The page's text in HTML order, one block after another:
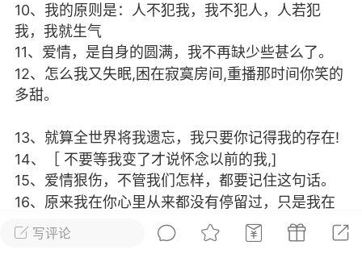
，我与若彤途径枫叶林。眼前景色红得
佛置身在画卷中。脑海回想，当日提及
时，老村长直言其珍贵，推测势力是有
只不过我一个到处捅篓子的愣...
0 1.7k
写评论
10、我的原则是：人不犯我，我不犯人，人若犯
我，我就生气
11、爱情，是自身的圆满，我不再缺少些甚么了。
12、怎么我又失眠,困在寂寞房间,重播那时间你笑的
多甜。
13、就算全世界将我遗忘，我只要你记得我的存在!
14、［ 不要等我变了才说怀念以前的我,]
15、爱情狠伤，不管我们怎样，都要记住这句话。
16、原来我在你心里从来都没有停留过，只是我在
自作多情罢了
17、一切因为寂寞，才开始了暧昧。